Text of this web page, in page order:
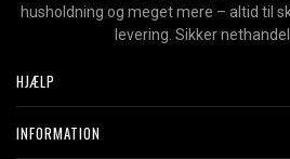
husholdning og meget mere – altid til
levering. Sikker
HJÆLP
INFORMATION